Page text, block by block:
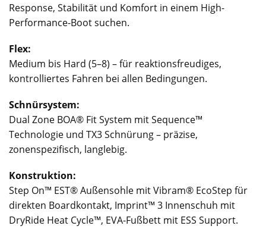
Response, Stabilität und Komfort in einem High-
Performance-Boot suchen.
Flex:
Medium bis Hard (5–8) – für reaktionsfreudiges,
kontrolliertes Fahren bei allen Bedingungen.
Schnürsystem:
Dual Zone BOA® Fit System mit Sequence™
Technologie und TX3 Schnürung – präzise,
zonenspezifisch, langlebig.
Konstruktion:
Step On™ EST® Außensohle mit Vibram® EcoStep für
direkten Boardkontakt, Imprint™ 3 Innenschuh mit
DryRide Heat Cycle™, EVA-Fußbett mit ESS Support.